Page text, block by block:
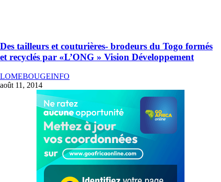
Des tailleurs et couturières- brodeurs du Togo formés
et recyclés par «L’ONG » Vision Développement
LOMEBOUGEINFO
août 11, 2014